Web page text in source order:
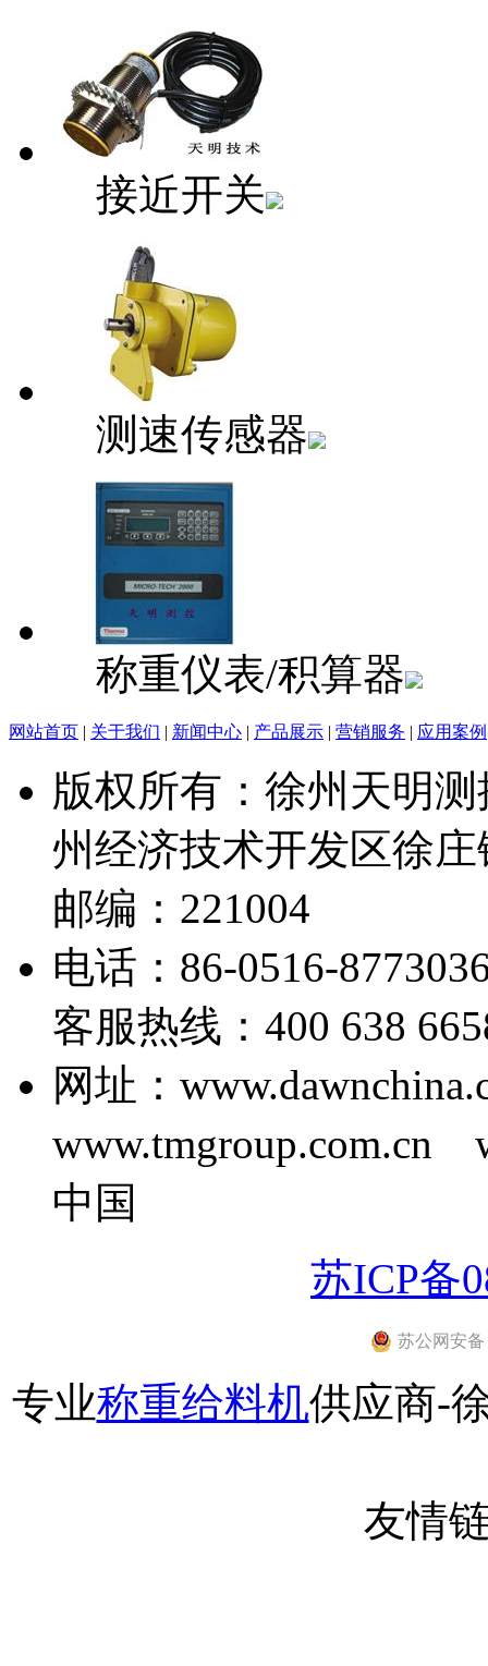
接近开关
测速传感器
称重仪表/积算器
网站首页 | 关于我们 | 新闻中心 | 产品展示 | 营销服务 | 应用案例
版权所有：徐州天明
州经济技术开发区徐
邮编：221004
电话：86-0516-
客服热线：400 638
网址：
www.tmgroup.com.cn
中国
苏ICP备
苏公网安备
专业称重给料机供应商-
友情